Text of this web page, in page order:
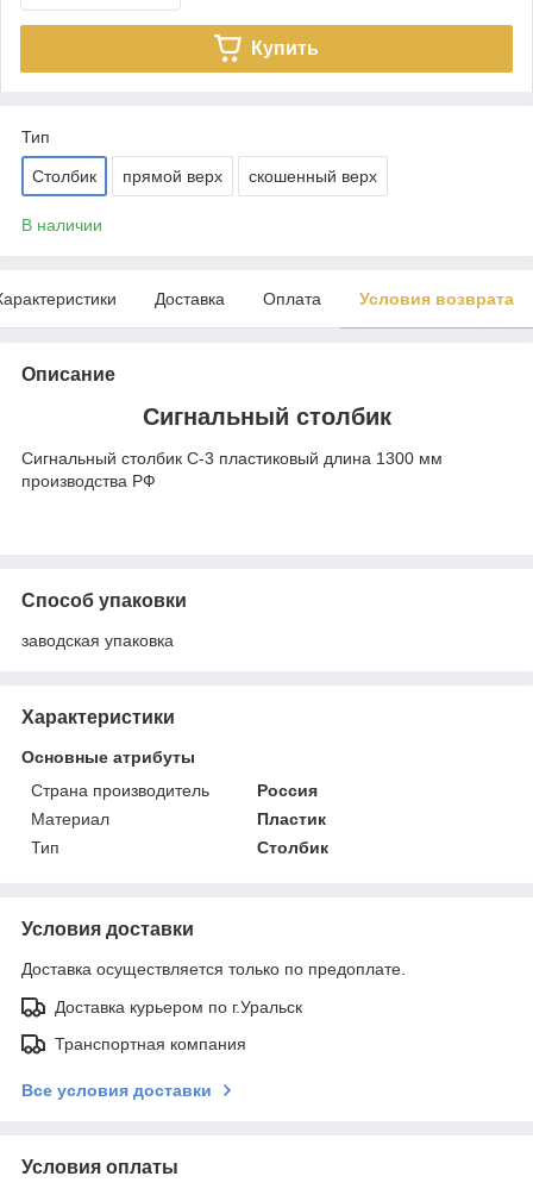
Купить
Тип
Столбик прямой верх скошенный верх
В наличии
Доставка Оплата Условия возврата
Описание
Сигнальный столбик
Сигнальный столбик С-3 пластиковый длина 1300 мм
производства РФ
Способ упаковки
заводская упаковка
Характеристики
Основные атрибуты
Страна производитель
Россия
Материал
Пластик
Тип
Столбик
Условия доставки
Доставка осуществляется только по предоплате.
Доставка курьером по г.Уральск
Транспортная компания
Все условия доставки
Условия оплаты